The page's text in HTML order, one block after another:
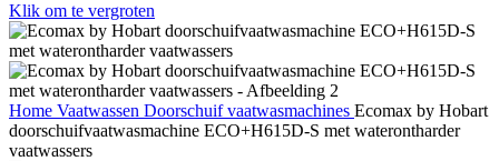
Klik om te vergroten
Home Vaatwassen Doorschuif vaatwasmachines Ecomax by Hobart
doorschuifvaatwasmachine ECO+H615D-S met waterontharder
vaatwassers